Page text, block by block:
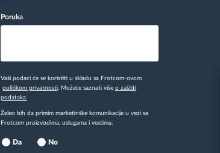
Poruka
Vaši podaci će se koristiti u skladu sa Frotcom-ovom
politikom privatnosti. Možete saznati više o zaštiti
podataka.
Želeo bih da primim marketinške komunikacije u vezi sa
Frotcom proizvodima, uslugama i vestima.
Da No